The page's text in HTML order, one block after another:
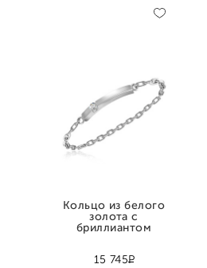
15 745Р
Кольцо из белого
золота с
бриллиантом